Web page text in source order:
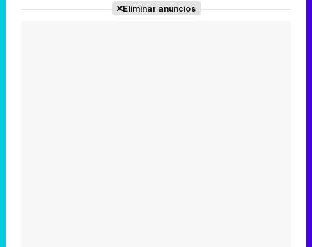
Eliminar anuncios